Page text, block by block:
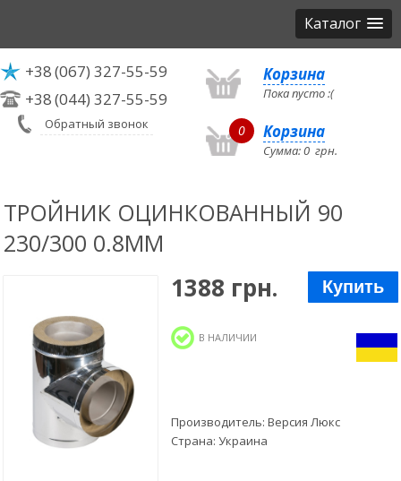
Каталог
+38(067) 327-55-59
+38(044) 327-55-59
Обратный звонок
Корзина
Пока пусто :(
0 Корзина
Сумма:0 грн.
ТРОЙНИК ОЦИНКОВАННЫЙ 90
230/300 0.8ММ
1388 грн. Купить
В НАЛИЧИИ
Производитель: Версия Люкс
Страна: Украина